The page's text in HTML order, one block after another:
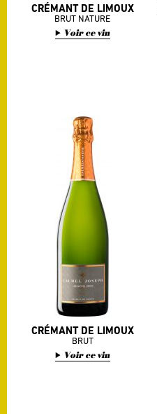
Chenin et de Chardonnay sont
autorisés.
– Le Crémant de Limoux : C’est
cépages Mauzac Blanc et Pinot
– La Blanquette Ancestrale :
C’est la vieille lune de Mars qui
donne vraisemblablement aux
cuvées Méthode Ancestrale
CRÉMANT DE LIMOUX
BRUT NATURE
Voir ce vin
CRÉMANT DE LIMOUX
BRUT
Voir ce vin